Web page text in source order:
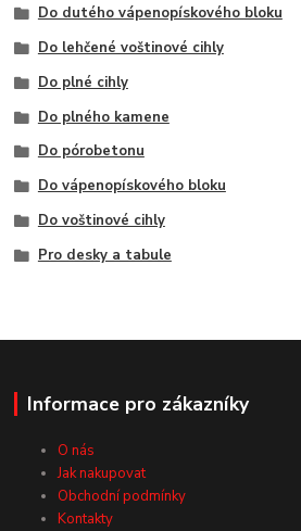
Do dutého vápenopískového bloku
Do lehčené voštinové cihly
Do plné cihly
Do plného kamene
Do pórobetonu
Do vápenopískového bloku
Do voštinové cihly
Pro desky a tabule
Informace pro zákazníky
O nás
Jak nakupovat
Obchodní podmínky
Kontakty